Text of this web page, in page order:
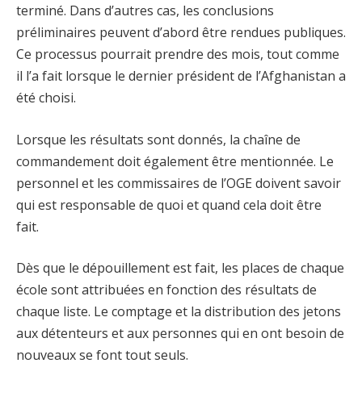
terminé. Dans d’autres cas, les conclusions
préliminaires peuvent d’abord être rendues publiques.
Ce processus pourrait prendre des mois, tout comme
il l’a fait lorsque le dernier président de l’Afghanistan a
été choisi.
Lorsque les résultats sont donnés, la chaîne de
commandement doit également être mentionnée. Le
personnel et les commissaires de l’OGE doivent savoir
qui est responsable de quoi et quand cela doit être
fait.
Dès que le dépouillement est fait, les places de chaque
école sont attribuées en fonction des résultats de
chaque liste. Le comptage et la distribution des jetons
aux détenteurs et aux personnes qui en ont besoin de
nouveaux se font tout seuls.